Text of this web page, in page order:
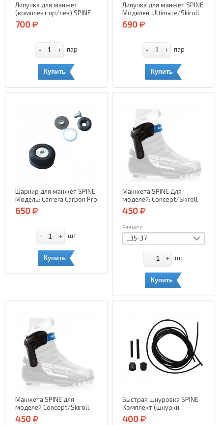
Липучка для манжет
(комплект пр/лев) SPINE
для моделей Carrera
700
- + пар
Купить
Липучка для манжет SPINE
Моделей: Ultimate/Skiroll
690
- + пар
Купить
Шарнир для манжет SPINE
Модель: Carrera Carbon Pro
650
- + шт
Купить
Манжета SPINE Для
моделей: Concept/Skiroll
Skate (левый)
450
Размер
_35-37
- + шт
Купить
Манжета SPINE для
моделей Concept/Skiroll
Skate (правый)
450
Быстрая шнуровка SPINE
Комплект (шнурки,
механизм)
400